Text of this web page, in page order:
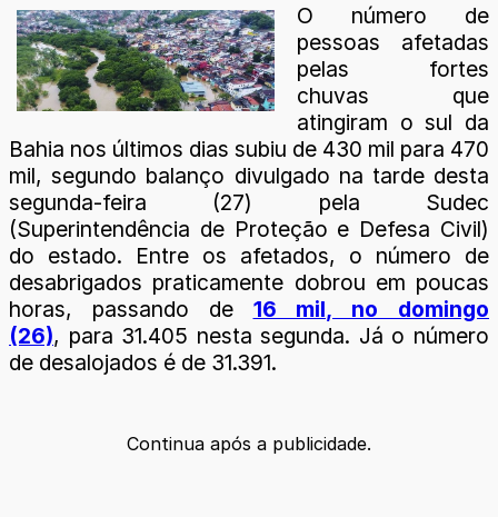
O número de
pessoas afetadas
pelas fortes
chuvas que
atingiram o sul da
Bahia nos últimos dias subiu de 430 mil para 470
mil, segundo balanço divulgado na tarde desta
segunda-feira (27) pela Sudec
(Superintendência de Proteção e Defesa Civil)
do estado. Entre os afetados, o número de
desabrigados praticamente dobrou em poucas
horas, passando de 16 mil, no domingo
(26), para 31.405 nesta segunda. Já o número
de desalojados é de 31.391.
Continua após a publicidade.